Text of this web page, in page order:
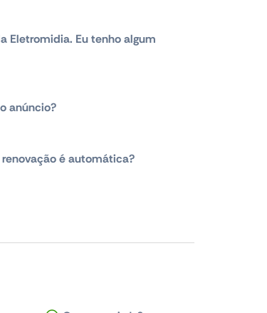
Eletromidia. Eu tenho algum
anúncio?
é automática?